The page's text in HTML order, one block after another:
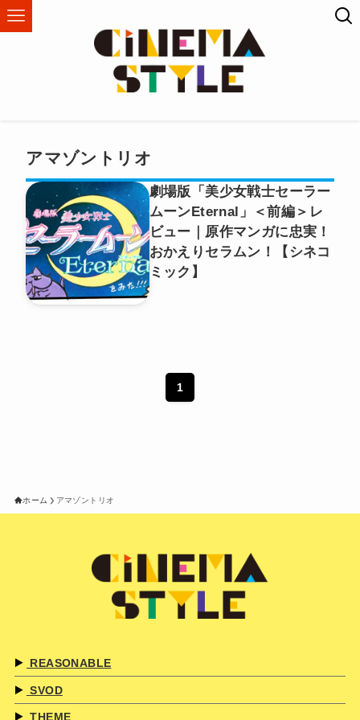
アマゾントリオ
劇場版「美少女戦士セーラー
ムーンEternal」＜前編＞レ
ビュー｜原作マンガに忠実！
おかえりセラムン！【シネコ
ミック】
1
ホーム アマゾントリオ
REASONABLE
SVOD
THEME